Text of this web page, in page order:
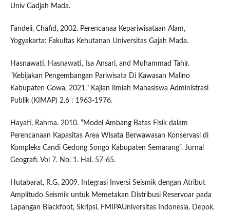
Univ Gadjah Mada.
Fandeli, Chafid, 2002. Perencanaa Kepariwisataan Alam,
Yogyakarta: Fakultas Kehutanan Universitas Gajah Mada.
Hasnawati, Hasnawati, Isa Ansari, and Muhammad Tahir.
"Kebijakan Pengembangan Pariwisata Di Kawasan Malino
Kabupaten Gowa, 2021." Kajian Ilmiah Mahasiswa Administrasi
Publik (KIMAP) 2.6 : 1963-1976.
Hayati, Rahma. 2010. “Model Ambang Batas Fisik dalam
Perencanaan Kapasitas Area Wisata Berwawasan Konservasi di
Kompleks Candi Gedong Songo Kabupaten Semarang”. Jurnal
Geografi. Vol 7. No. 1. Hal. 57-65.
Hutabarat, R.G. 2009. Integrasi Inversi Seismik dengan Atribut
Amplitudo Seismik untuk Memetakan Distribusi Reservoar pada
Lapangan Blackfoot, Skripsi, FMIPAUniversitas Indonesia, Depok.